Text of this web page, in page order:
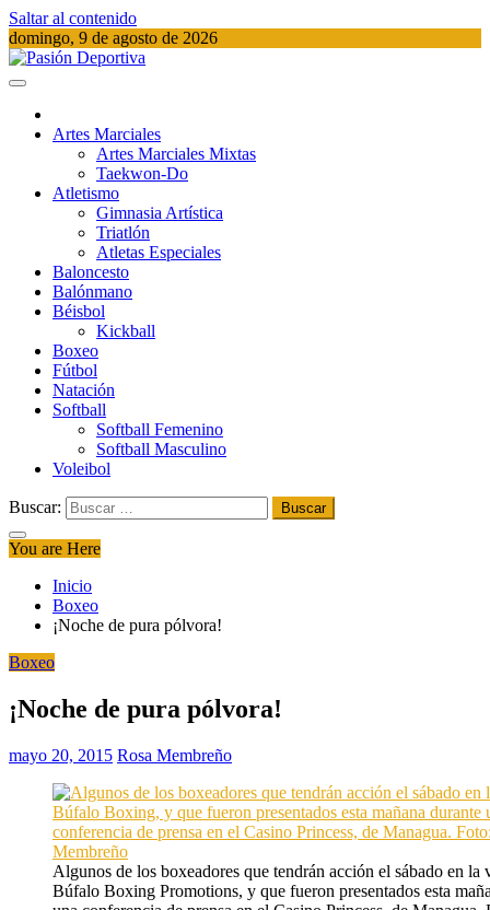
Saltar al contenido
domingo, 9 de agosto de 2026
Artes Marciales
Artes Marciales Mixtas
Taekwon-Do
Atletismo
Gimnasia Artística
Triatlón​
Atletas Especiales
Baloncesto
Balónmano
Béisbol
Kickball​
Boxeo
Fútbol
Natación​
Softball​
Softball​ Femenino
Softball​ Masculino
Voleibol​
Buscar:
You are Here
Inicio
Boxeo
¡Noche de pura pólvora!
Boxeo
¡Noche de pura pólvora!
mayo 20, 2015 Rosa Membreño
Algunos de los boxeadores que tendrán acción el sábado en la
Búfalo Boxing Promotions, y que fueron presentados esta